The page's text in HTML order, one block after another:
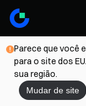
Parece que você
para o site dos
sua região.
Mudar de site